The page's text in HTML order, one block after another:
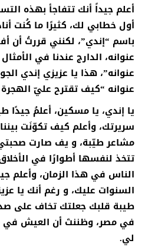
أعلم جيداً أنك تتفاجأ بهذه
أول خطابي لك، كثيرًا ما كُنت
باسم “إندي”، لكنني قررتُ أن
عنوانه، الدارج عندنا في
عنوانه”، هذا يا عزيزي إندي
عنوانه “كيف تقترح عليّ
يا إندي، يا مسكين، أعلمُ جيدًا
سريرتك، وأعلم كيف تكوّنَت
مشاعر طيّبة، و يف صارت
تتخذ لنفسها أطوارًا في
الناس في هذا الزمان، وأعلم
السنوات عليك، و رغم أنك يا
طيبة قلبك جعلتك تخاف على
في مصر، وظننتَ أن العيش في
لي.